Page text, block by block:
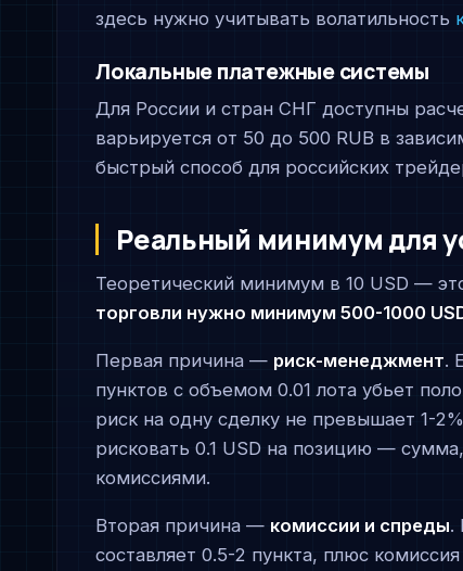
здесь нужно учитывать волатильность
Локальные платежные системы
Для России и стран СНГ доступны
варьируется от 50 до 500 RUB в
быстрый способ для российских
Реальный минимум для
Теоретический минимум в 10 USD —
торговли нужно минимум 500-1000
Первая причина — риск-менеджмент.
пунктов с объемом 0.01 лота убьет
риск на одну сделку не превышает 1-
рисковать 0.1 USD на позицию —
комиссиями.
Вторая причина — комиссии и спреды.
составляет 0.5-2 пункта, плюс